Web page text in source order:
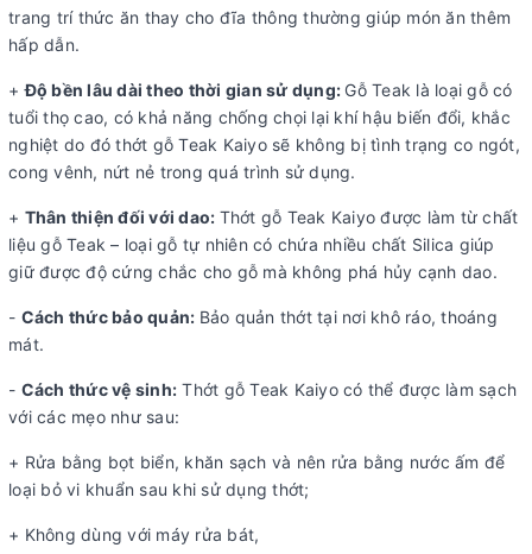
trang trí thức ăn thay cho đĩa thông thường giúp món ăn thêm
hấp dẫn.
+Độ bền lâu dài theo thời gian sử dụng: Gỗ Teak là loại gỗ có
tuổi thọ cao, có khả năng chống chọi lại khí hậu biến đổi, khắc
nghiệt do đó thớt gỗ Teak Kaiyo sẽ không bị tình trạng co ngót,
cong vênh, nứt nẻ trong quá trình sử dụng.
+ Thân thiện đối với dao: Thớt gỗ Teak Kaiyo được làm từ chất
liệu gỗ Teak – loại gỗ tự nhiên có chứa nhiều chất Silica giúp
giữ được độ cứng chắc cho gỗ mà không phá hủy cạnh dao.
- Cách thức bảo quản: Bảo quản thớt tại nơi khô ráo, thoáng
mát.
- Cách thức vệ sinh: Thớt gỗ Teak Kaiyo có thể được làm sạch
với các mẹo như sau:
+ Rửa bằng bọt biển, khăn sạch và nên rửa bằng nước ấm để
loại bỏ vi khuẩn sau khi sử dụng thớt;
+ Không dùng với máy rửa bát,